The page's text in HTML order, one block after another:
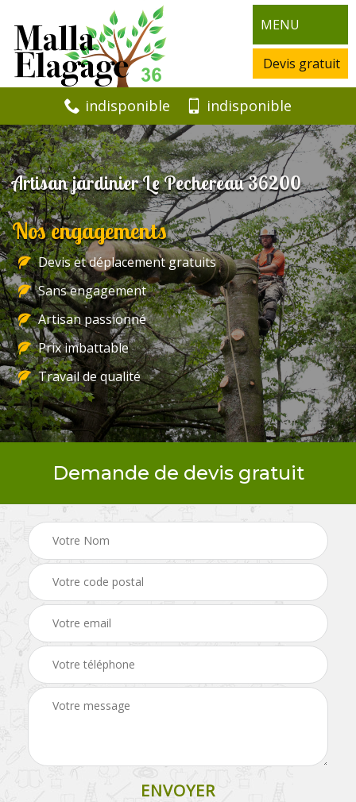
MENU
Devis gratuit
indisponible indisponible
Artisan jardinier Le Pechereau 36200
Nos engagements
Devis et déplacement gratuits
Sans engagement
Artisan passionné
Prix imbattable
Travail de qualité
Demande de devis gratuit